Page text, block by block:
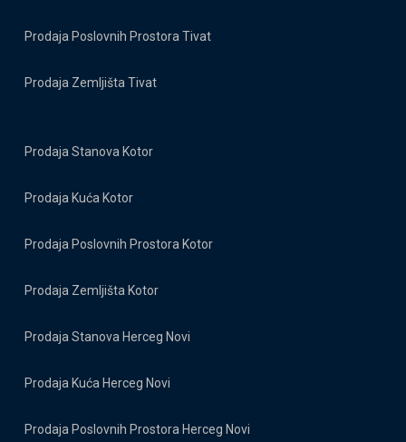
Prodaja Poslovnih Prostora Tivat
Prodaja Zemljišta Tivat
Prodaja Stanova Kotor
Prodaja Kuća Kotor
Prodaja Poslovnih Prostora Kotor
Prodaja Zemljišta Kotor
Prodaja Stanova Herceg Novi
Prodaja Kuća Herceg Novi
Prodaja Poslovnih Prostora Herceg Novi